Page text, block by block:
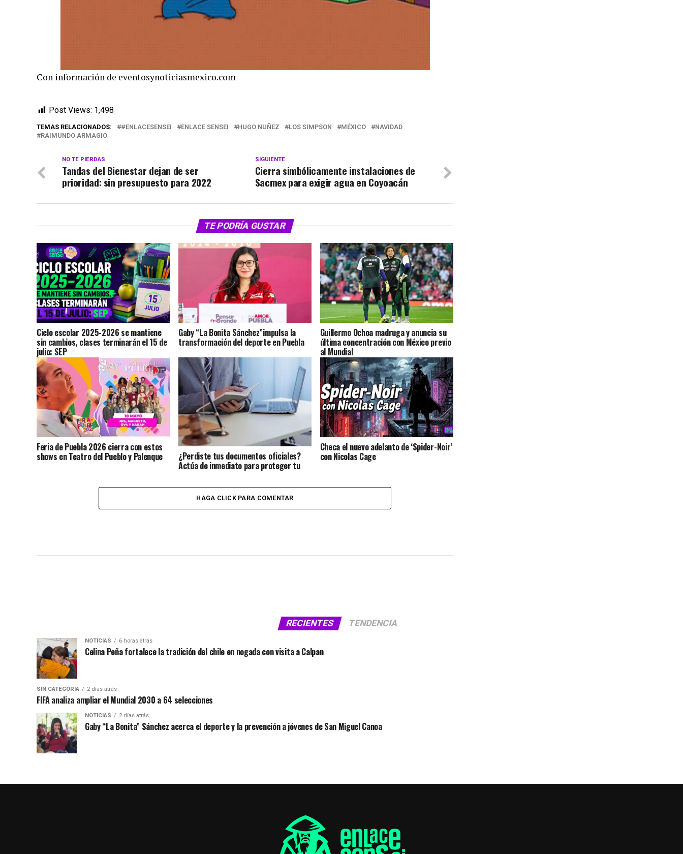
Con información de eventosynoticiasmexico.com
Post Views: 1,498
TEMAS RELACIONADOS: #ENLACESENSEI ENLACE SENSEI HUGO NUÑEZ LOS SIMPSON MÉXICO
NAVIDAD
RAIMUNDO ARMAGIO
SIGUIENTE
Cierra simbólicamente instalaciones de
Sacmex para exigir agua en Coyoacán
NO TE PIERDAS
Tandas del Bienestar dejan de ser
prioridad: sin presupuesto para 2022
TE PODRÍA GUSTAR
Ciclo escolar 2025-2026 se mantiene
sin cambios, clases terminarán el 15 de
julio: SEP
Gaby “La Bonita Sánchez”impulsa la
transformación del deporte en Puebla
Guillermo Ochoa madruga y anuncia su
última concentración con México previo
al Mundial
Feria de Puebla 2026 cierra con estos
shows en Teatro del Pueblo y Palenque ¿Perdiste tus documentos oficiales?
Actúa de inmediato para proteger tu
Checa el nuevo adelanto de ‘Spider-Noir’
con Nicolas Cage
HAGA CLICK PARA COMENTAR
RECIENTES TENDENCIA
NOTICIAS 6 horas atrás
Celina Peña fortalece la tradición del chile en nogada con visita a Calpan
SIN CATEGORÍA 2 días atrás
FIFA analiza ampliar el Mundial 2030 a 64 selecciones
NOTICIAS 2 días atrás
Gaby “La Bonita” Sánchez acerca el deporte y la prevención a jóvenes de San Miguel Canoa